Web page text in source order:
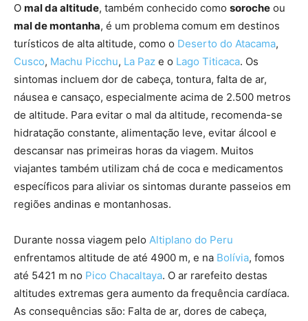
O mal da altitude, também conhecido como soroche ou
mal de montanha, é um problema comum em destinos
turísticos de alta altitude, como o Deserto do Atacama,
Cusco, Machu Picchu, La Paz e o Lago Titicaca. Os
sintomas incluem dor de cabeça, tontura, falta de ar,
náusea e cansaço, especialmente acima de 2.500 metros
de altitude. Para evitar o mal da altitude, recomenda-se
hidratação constante, alimentação leve, evitar álcool e
descansar nas primeiras horas da viagem. Muitos
viajantes também utilizam chá de coca e medicamentos
específicos para aliviar os sintomas durante passeios em
regiões andinas e montanhosas.
Durante nossa viagem pelo Altiplano do Peru
enfrentamos altitude de até 4900 m, e na Bolívia, fomos
até 5421 m no Pico Chacaltaya. O ar rarefeito destas
altitudes extremas gera aumento da frequência cardíaca.
As consequências são: Falta de ar, dores de cabeça,